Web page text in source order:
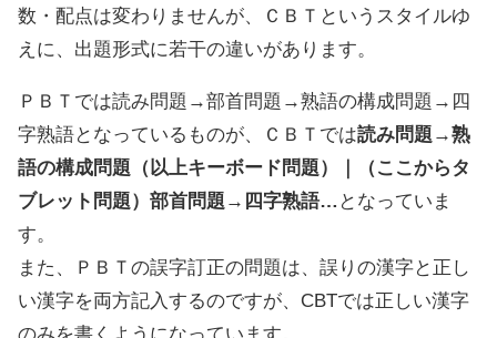
数・配点は変わりませんが、ＣＢＴというスタイルゆ
えに、出題形式に若干の違いがあります。
ＰＢＴでは読み問題→部首問題→熟語の構成問題→四
字熟語となっているものが、ＣＢＴでは読み問題→熟
語の構成問題（以上キーボード問題）｜（ここからタ
ブレット問題）部首問題→四字熟語… となっていま
す。
また、ＰＢＴの誤字訂正の問題は、誤りの漢字と正し
い漢字を両方記入するのですが、CBTでは正しい漢字